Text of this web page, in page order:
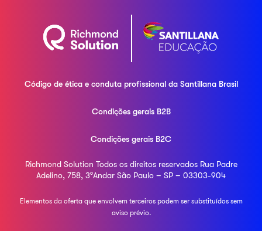
Código de ética e conduta profissional daSantillana Brasil
Condições gerais B2B
Condições gerais B2C
Richmond Solution Todos os direitos reservados Rua Padre
Adelino, 758, 3°Andar São Paulo – SP – 03303-904
Elementos da oferta que envolvem terceiros podem sersubstituídos sem
aviso prévio.